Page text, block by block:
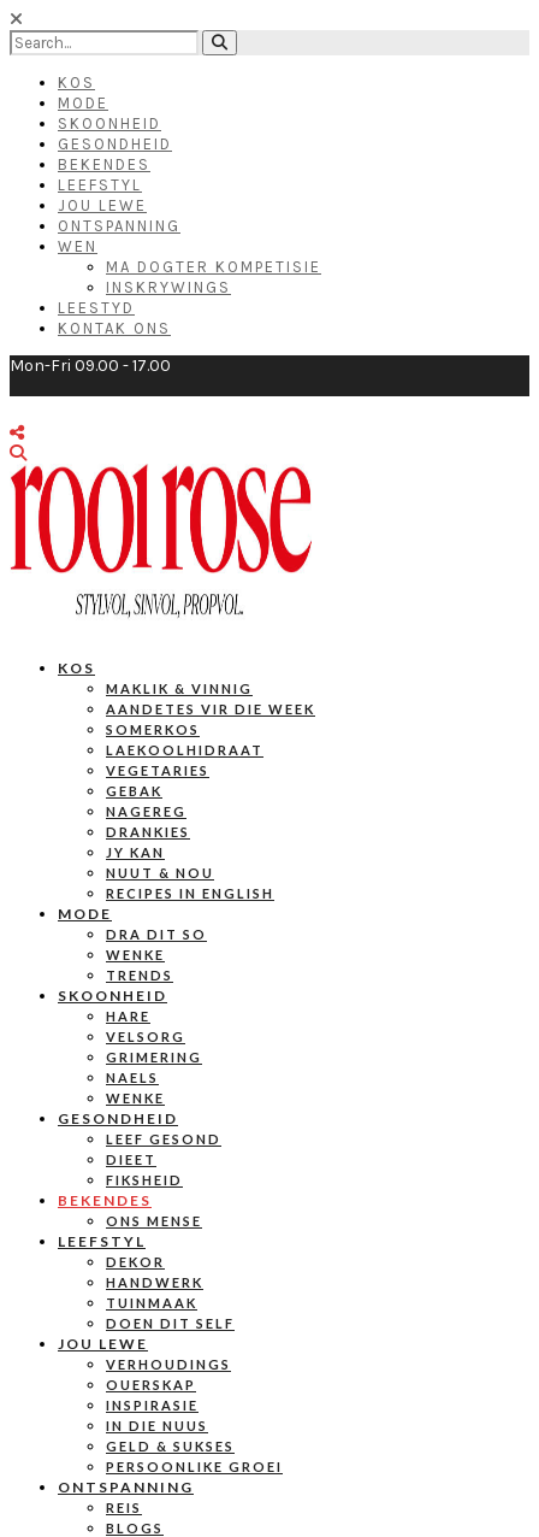
KOS
MODE
SKOONHEID
GESONDHEID
BEKENDES
LEEFSTYL
JOU LEWE
ONTSPANNING
WEN
MA DOGTER KOMPETISIE
INSKRYWINGS
LEESTYD
KONTAK ONS
Mon-Fri 09.00 - 17.00
KOS
MAKLIK & VINNIG
AANDETES VIR DIE WEEK
SOMERKOS
LAEKOOLHIDRAAT
VEGETARIES
GEBAK
NAGEREG
DRANKIES
JY KAN
NUUT & NOU
RECIPES IN ENGLISH
MODE
DRA DIT SO
WENKE
TRENDS
SKOONHEID
HARE
VELSORG
GRIMERING
NAELS
WENKE
GESONDHEID
LEEF GESOND
DIEET
FIKSHEID
BEKENDES
ONS MENSE
LEEFSTYL
DEKOR
HANDWERK
TUINMAAK
DOEN DIT SELF
JOU LEWE
VERHOUDINGS
OUERSKAP
INSPIRASIE
IN DIE NUUS
GELD & SUKSES
PERSOONLIKE GROEI
ONTSPANNING
REIS
BLOGS